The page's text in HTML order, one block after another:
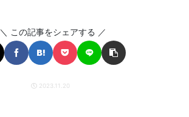
＼ この記事をシェアする ／
2023.11.20